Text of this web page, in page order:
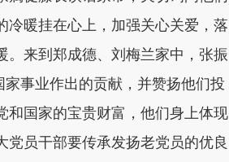
冷暖挂在心上，加强关心关爱，落
。来到郑成德、刘梅兰家中，张振
事业作出的贡献，并赞扬他们投
和国家的宝贵财富，他们身上体现
员干部要传承发扬老党员的优良